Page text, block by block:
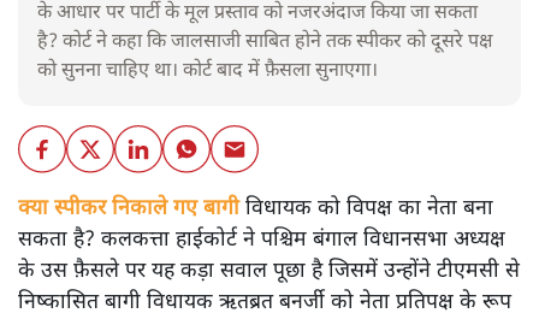
के आधार पर पार्टी के मूल प्रस्ताव को नजरअंदाज किया जा सकता
है? कोर्ट ने कहा कि जालसाजी साबित होने तक स्पीकर को दूसरे पक्ष
को सुनना चाहिए था। कोर्ट बाद में फ़ैसला सुनाएगा।
क्या स्पीकर निकाले गए बागीविधायक को विपक्ष का नेता बना
सकता है? कलकत्ता हाईकोर्ट ने पश्चिम बंगाल विधानसभा अध्यक्ष
के उस फ़ैसले पर यह कड़ा सवाल पूछा है जिसमें उन्होंने टीएमसी से
निष्कासित बागी विधायक ऋतब्रत बनर्जी को नेता प्रतिपक्ष के रूप